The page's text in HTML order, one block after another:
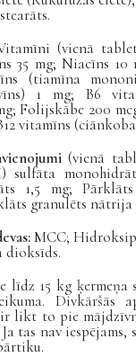
(vienā
35 mg; Niacīns 10
(tiamīna
1 mg; B6
Folijskābe 200
vitamīns
(vienā
sulfāta
1,5 mg;
granulēts nātrija
MCC;
līdz 15 kg ķermeņa
Divkāršās
likt to pie
tas nav